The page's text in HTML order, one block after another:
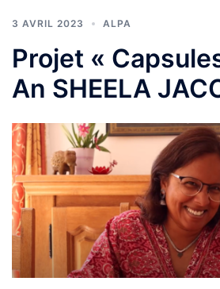
3 AVRIL 2023 ALPA
Projet «
An SHEELA